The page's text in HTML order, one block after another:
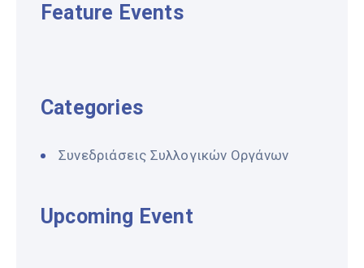
Feature Events
Categories
Συνεδριάσεις Συλλογικών Οργάνων
Upcoming Event